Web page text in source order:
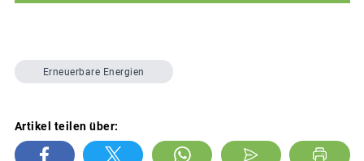
Erneuerbare Energien
Artikel teilen über: